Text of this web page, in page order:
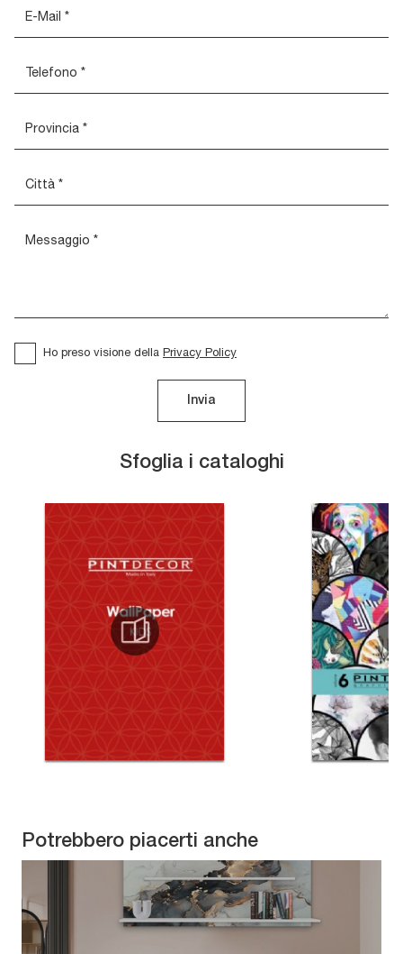
Sfoglia i cataloghi
Ho preso visione della Privacy Policy
Invia
Potrebbero piacerti anche